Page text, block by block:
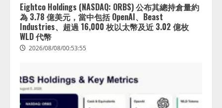
Eightco Holdings (NASDAQ: ORBS) 公布其總持倉量約
為 3.78 億美元，當中包括 OpenAI、Beast
Industries、超過 16,000 枚以太幣及近 3.02 億枚
WLD 代幣
2026/08/08/00:53:55